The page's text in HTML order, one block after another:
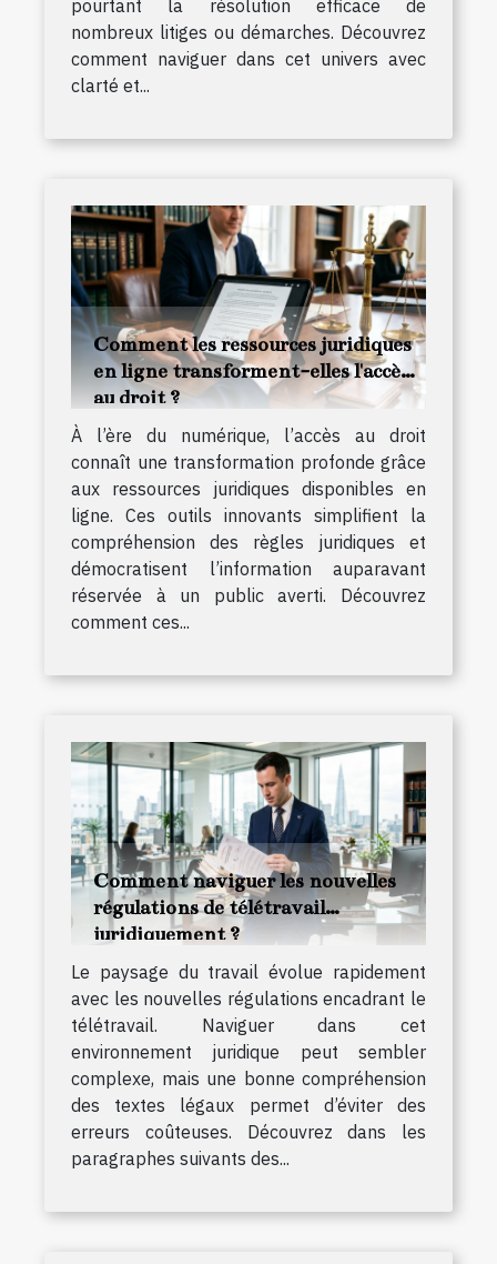
pourtant la résolution efficace de
nombreux litiges ou démarches. Découvrez
comment naviguer dans cet univers avec
clarté et...
Comment les ressources juridiques
en ligne transforment-elles l'accès
au droit ?
À l’ère du numérique, l’accès au droit
connaît une transformation profonde grâce
aux ressources juridiques disponibles en
ligne. Ces outils innovants simplifient la
compréhension des règles juridiques et
démocratisent l’information auparavant
réservée à un public averti. Découvrez
comment ces...
Comment naviguer les nouvelles
régulations de télétravail
juridiquement ?
Le paysage du travail évolue rapidement
avec les nouvelles régulations encadrant le
télétravail. Naviguer dans cet
environnement juridique peut sembler
complexe, mais une bonne compréhension
des textes légaux permet d’éviter des
erreurs coûteuses. Découvrez dans les
paragraphes suivants des...